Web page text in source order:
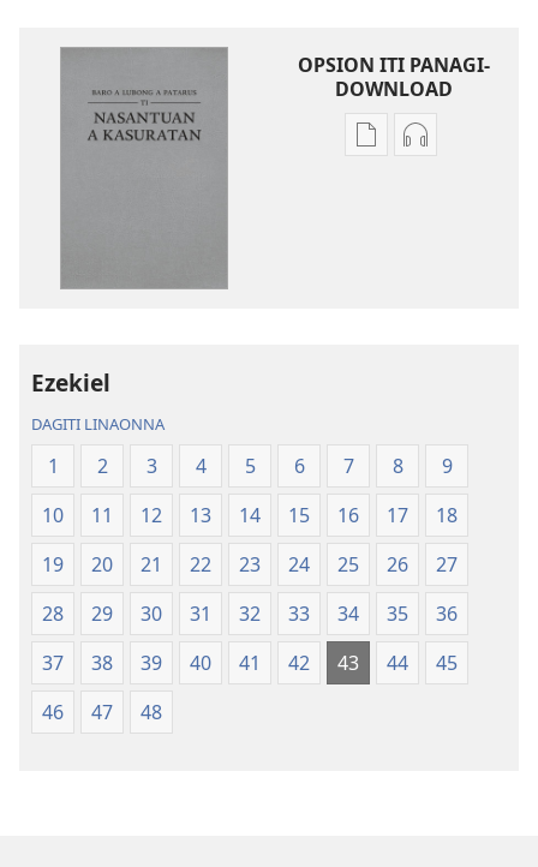
OPSION ITI PANAGI-
DOWNLOAD
Dagiti
Patarus
ti
Nasantuan
a
Kasuratan
(2018 a
Rebision)
Dagiti
Patarus
Nasantuan
a
Kasuratan
(2018 a
Rebision)
Ezekiel
DAGITI LINAONNA
1 2 3 4 5 6 7 8
9
10
11 12 13 14 15 16 17
18
19
20 21 22 23 24 25 26
27
28
29 30 31 32 33 34 35
36
37
38 39 40 41 42 43 44
45
46
47 48